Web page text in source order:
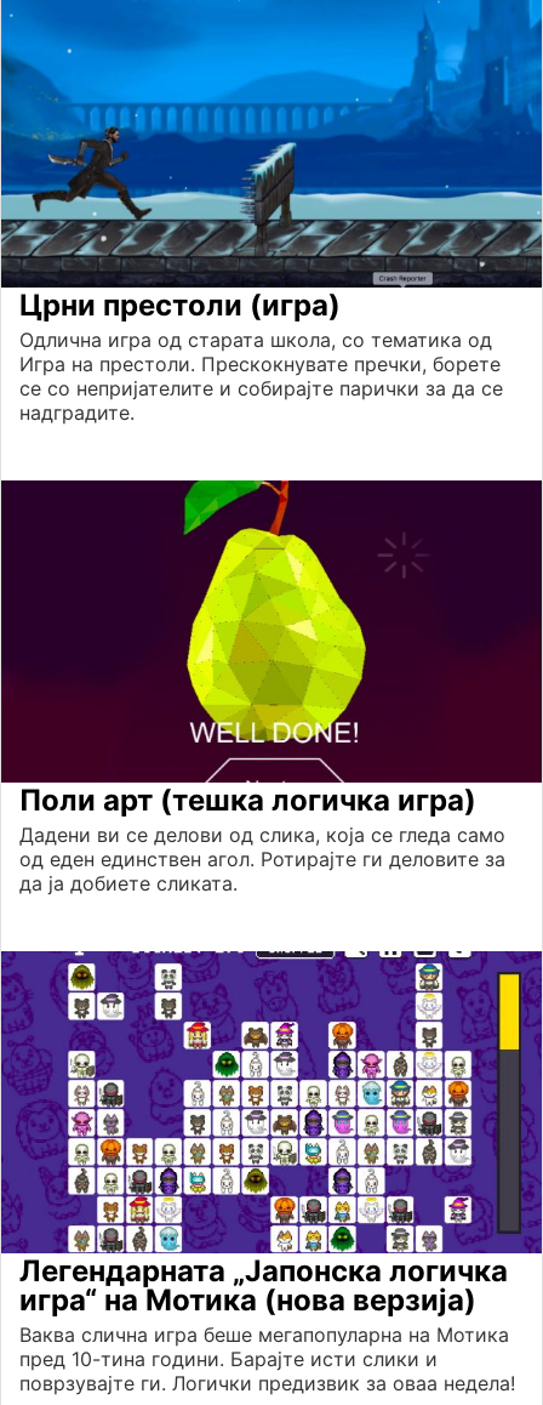
Црни престоли (игра)
Одлична игра од старата школа, со тематика од
Игра на престоли. Прескокнувате пречки, борете
се со непријателите и собирајте парички за да се
надградите.
Поли арт (тешка логичка игра)
Дадени ви се делови од слика, која се гледа само
од еден единствен агол. Ротирајте ги деловите за
да ја добиете сликата.
Легендарната „Јапонска логичка
игра“ на Мотика (нова верзија)
Ваква слична игра беше мегапопуларна на Мотика
пред 10-тина години. Барајте исти слики и
поврзувајте ги. Логички предизвик за оваа недела!